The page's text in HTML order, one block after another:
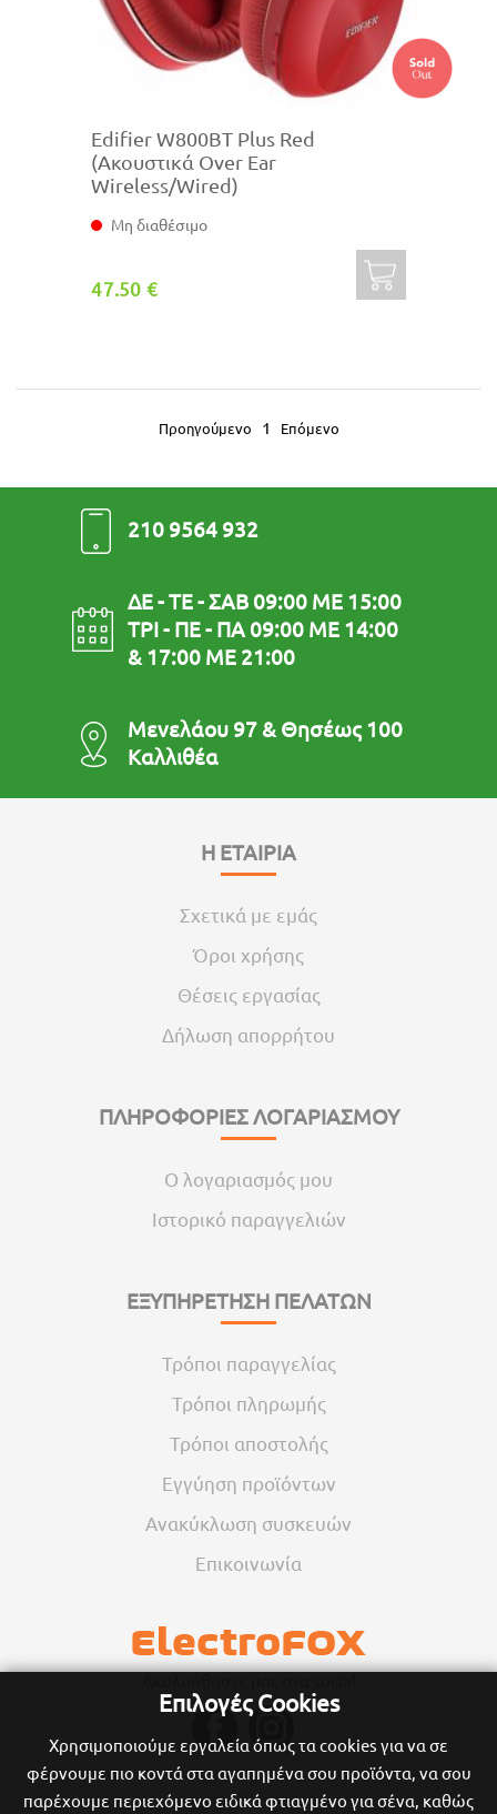
Edifier W800BT Plus Red
(Ακουστικά Over Ear
Wireless/Wired)
Μη διαθέσιμο
47.50 €
Προηγούμενο 1 Επόμενο
210 9564 932
ΔΕ - ΤΕ - ΣΑΒ 09:00 ΜΕ 15:00
ΤΡΙ - ΠΕ - ΠΑ 09:00 ΜΕ 14:00
& 17:00 ΜΕ 21:00
Μενελάου 97 & Θησέως 100
Καλλιθέα
Η ΕΤΑΙΡΙΑ
Σχετικά με εμάς
Όροι χρήσης
Θέσεις εργασίας
Δήλωση απορρήτου
ΠΛΗΡΟΦΟΡΙΕΣ ΛΟΓΑΡΙΑΣΜΟΥ
Ο λογαριασμός μου
Ιστορικό παραγγελιών
ΕΞΥΠΗΡΕΤΗΣΗ ΠΕΛΑΤΩΝ
Τρόποι παραγγελίας
Τρόποι πληρωμής
Τρόποι αποστολής
Εγγύηση προϊόντων
Ανακύκλωση συσκευών
Επικοινωνία
Επιλογές Cookies
Χρησιμοποιούμε εργαλεία όπως τα cookies για να σε
φέρνουμε πιο κοντά στα αγαπημένα σου προϊόντα, να σου
παρέχουμε περιεχόμενο ειδικά φτιαγμένο για σένα, καθώς